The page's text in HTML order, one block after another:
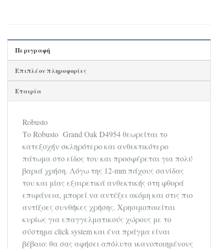
Περιγραφή
Επιπλέον πληροφορίες
Εταιρία
Robusto
Το Robusto Grand Oak D4954 θεωρείται το
κατεξοχήν σκληρότερο και ανθεκτικότερο
πάτωμα στο είδος του και προσφέρεται για πολύ
βαριά χρήση. Λόγω της 12-mm πάχους σανίδας
του και μίας εξαιρετικά ανθεκτικής στη φθορά
επιφάνεια, μπορεί να αντέξει ακόμη και στις πιο
αντίξοες συνθήκες χρήσης. Χρησιμοποιείται
κυρίως για επαγγελματικούς χώρους με το
σύστημα click system και ένα πράγμα είναι
βέβαιο: θα σας αφήσει απόλυτα ικανοποιημένους